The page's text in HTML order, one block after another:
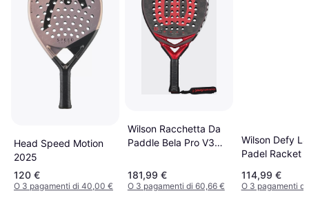
Head Speed Motion
2025
120 €
O 3 pagamenti di 40,00 €
Wilson Racchetta Da
Paddle Bela Pro V3
181,99 €
O 3 pagamenti di 60,66 €
Wilson Defy
Padel Racket
114,99 €
O 3 pagamenti